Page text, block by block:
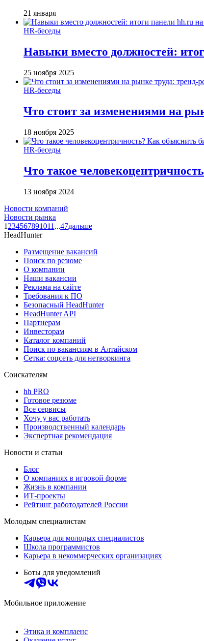
21 января
HR-беседы
Навыки вместо должностей:
25 ноября 2025
HR-беседы
Что стоит за изменениями на
18 ноября 2025
HR-беседы
Что такое
13 ноября 2024
Новости компаний
Новости рынка
1 234567891011 ...47дальше
HeadHunter
Размещение вакансий
Поиск по резюме
О компании
Наши вакансии
Реклама на сайте
Требования к ПО
Безопасный HeadHunter
HeadHunter API
Партнерам
Инвесторам
Каталог компаний
Поиск по вакансиям в Алтайском
Сетка: соцсеть для нетворкинга
Соискателям
hh PRO
Готовое резюме
Все сервисы
Хочу у вас работать
Производственный календарь
Экспертная рекомендация
Новости и статьи
Блог
О компаниях в игровой форме
Жизнь в компании
ИТ-проекты
Рейтинг работодателей России
Молодым специалистам
Карьера для молодых специалистов
Школа программистов
Карьера в некоммерческих организациях
Боты для уведомлений
Мобильное приложение
Этика и комплаенс